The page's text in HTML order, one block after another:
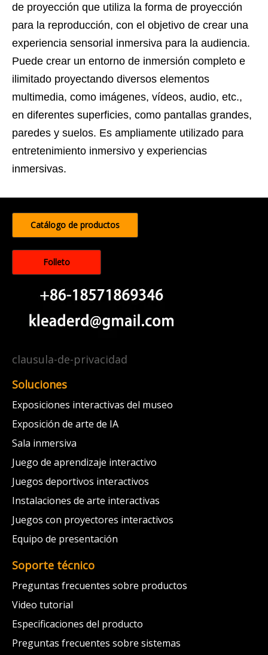
de proyección que utiliza la forma de proyección
para la reproducción, con el objetivo de crear una
experiencia sensorial inmersiva para la audiencia.
Puede crear un entorno de inmersión completo e
ilimitado proyectando diversos elementos
multimedia, como imágenes, vídeos, audio, etc.,
en diferentes superficies, como pantallas grandes,
paredes y suelos. Es ampliamente utilizado para
entretenimiento inmersivo y experiencias
inmersivas.
Catálogo de productos
Folleto
clausula-de-privacidad
Soluciones
Exposiciones interactivas del museo
Exposición de arte de IA
Sala inmersiva
Juego de aprendizaje interactivo
Juegos deportivos interactivos
Instalaciones de arte interactivas
Juegos con proyectores interactivos
Equipo de presentación
Soporte técnico
Preguntas frecuentes sobre productos
Video tutorial
Especificaciones del producto
Preguntas frecuentes sobre sistemas